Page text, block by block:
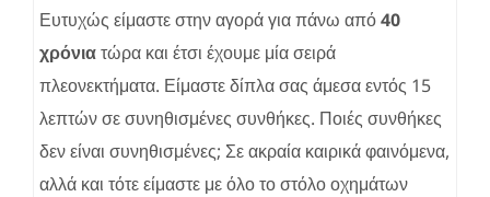
Ευτυχώς είμαστε στην αγορά για πάνω από40
χρόνιατώρα και έτσι έχουμε μία σειρά
πλεονεκτήματα. Είμαστε δίπλα σας άμεσα εντός 15
λεπτών σε συνηθισμένες συνθήκες. Ποιές συνθήκες
δεν είναι συνηθισμένες; Σε ακραία καιρικά φαινόμενα,
αλλά και τότε είμαστε με όλο το στόλο οχημάτων